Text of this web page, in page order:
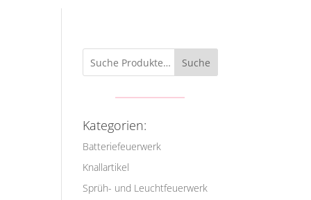
Suche
Kategorien:
Batteriefeuerwerk
Knallartikel
Sprüh- und Leuchtfeuerwerk